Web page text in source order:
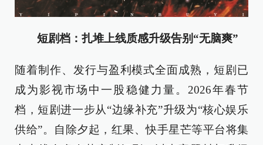
短剧档：扎堆上线质感升级告别“无脑爽”
随着制作、发行与盈利模式全面成熟，短剧已
成为影视市场中一股稳健力量。2026年春节
档，短剧进一步从“边缘补充”升级为“核心娱乐
供给”。自除夕起，红果、快手星芒等平台将集